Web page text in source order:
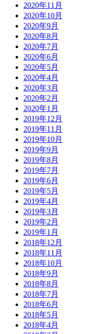
2020年11月
2020年10月
2020年9月
2020年8月
2020年7月
2020年6月
2020年5月
2020年4月
2020年3月
2020年2月
2020年1月
2019年12月
2019年11月
2019年10月
2019年9月
2019年8月
2019年7月
2019年6月
2019年5月
2019年4月
2019年3月
2019年2月
2019年1月
2018年12月
2018年11月
2018年10月
2018年9月
2018年8月
2018年7月
2018年6月
2018年5月
2018年4月